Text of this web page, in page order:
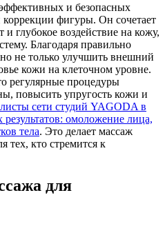
и безопасных
фигуры. Он сочетает
глубокое воздействие на кожу,
Благодаря правильно
не только улучшить внешний
кожи на клеточном уровне.
регулярные процедуры
повысить упругость кожи и
сети студий YAGODA в
омоложение лица,
тела. Это делает массаж
тех, кто стремится к
для